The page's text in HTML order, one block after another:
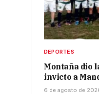
DEPORTES
Montaña dio
invicto a
6 de agosto de